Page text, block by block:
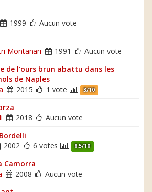
1999
Aucun vote
Montanari
1991
Aucun vote
de l'ours brun abattu dans les
de Naples
2015 1 vote 3/10
2018
Aucun vote
2002 6 votes 8.5/10
Camorra
2008
Aucun vote